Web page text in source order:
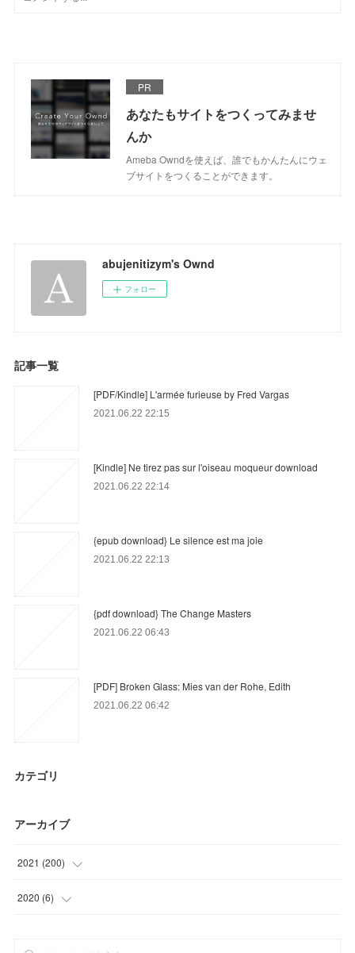
PR
あなたもサイトをつくってみませ
んか
Ameba Owndを使えば、誰でもかんたんにウェ
ブサイトをつくることができます。
abujenitizym's Ownd
フォロー
記事一覧
[PDF/Kindle] L'armée furieuse by Fred Vargas
2021.06.22 22:15
[Kindle] Ne tirez pas sur l'oiseau moqueur download
2021.06.22 22:14
{epub download} Le silence est ma joie
2021.06.22 22:13
{pdf download} The Change Masters
2021.06.22 06:43
[PDF] Broken Glass: Mies van der Rohe, Edith
2021.06.22 06:42
カテゴリ
アーカイブ
2021 (200)
( 56 )
2020 (6)